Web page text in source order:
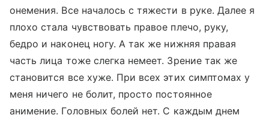
онемения. Все началось с тяжести в руке. Далее я
плохо стала чувствовать правое плечо, руку,
бедро и наконец ногу. А так же нижняя правая
часть лица тоже слегка немеет. Зрение так же
становится все хуже. При всех этих симптомах у
меня ничего не болит, просто постоянное
анимение. Головных болей нет. С каждым днем